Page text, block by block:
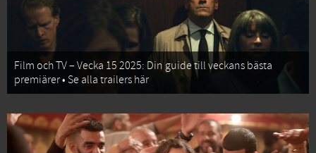
Film och TV – Vecka 15 2025: Din guide till veckans bästa
premiärer • Se alla trailers här